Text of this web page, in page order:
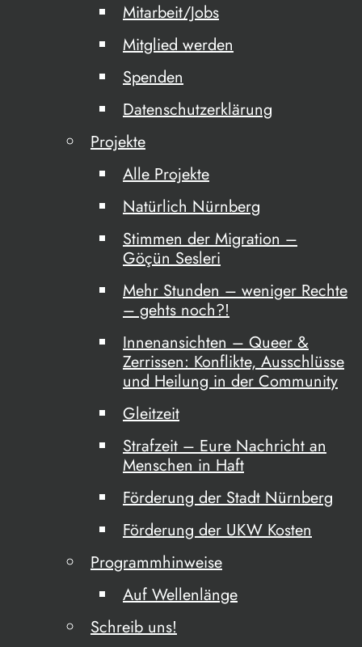
Mitarbeit/Jobs
Mitglied werden
Spenden
Datenschutzerklärung
Projekte
Alle Projekte
Natürlich Nürnberg
Stimmen der Migration –
Göçün Sesleri
Mehr Stunden – weniger Rechte
– gehts noch?!
Innenansichten – Queer &
Zerrissen: Konflikte, Ausschlüsse
und Heilung in der Community
Gleitzeit
Strafzeit – Eure Nachricht an
Menschen in Haft
Förderung der Stadt Nürnberg
Förderung der UKW Kosten
Programmhinweise
Auf Wellenlänge
Schreib uns!